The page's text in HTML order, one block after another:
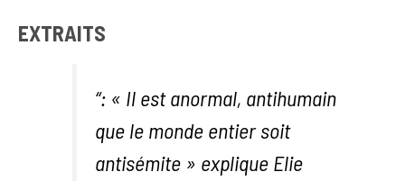
EXTRAITS
“: « Il est anormal, antihumain
que le monde entier soit
antisémite » explique Elie